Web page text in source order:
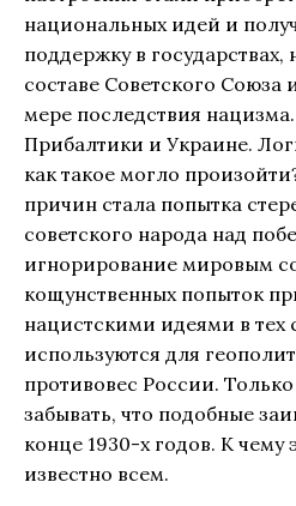
национальных идей и
поддержку в государствах,
составе Советского
мере последствия
Прибалтики и Украине.
как такое могло
причин стала попытка
советского народа над
игнорирование мировым
кощунственных попыток
нацистскими идеями в тех
используются для
противовес России.
забывать, что подобные
конце 1930-х годов. К чему
известно всем.